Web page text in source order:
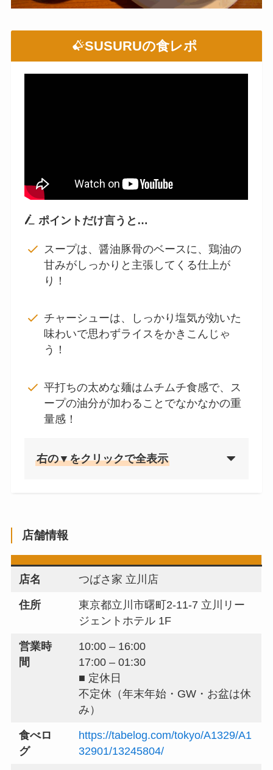
SUSURUの食レポ
ポイントだけ言うと…
スープは、醤油豚骨のベースに、鶏油の
甘みがしっかりと主張してくる仕上が
り！
チャーシューは、しっかり塩気が効いた
味わいで思わずライスをかきこんじゃ
う！
平打ちの太めな麺はムチムチ食感で、ス
ープの油分が加わることでなかなかの重
量感！
右の▼をクリックで全表示
店舗情報
店名 つばさ家 立川店
住所
東京都立川市曙町2-11-7 立川リー
ジェントホテル 1F
営業時
間
10:00 – 16:00
17:00 – 01:30
■ 定休日
不定休（年末年始・GW・お盆は休
み）
食べロ
グ
https://tabelog.com/tokyo/A1329/A1
32901/13245804/